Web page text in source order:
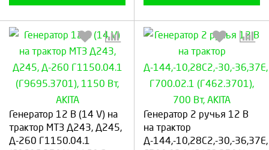
Генератор 12 В (14 V) на
трактор МТЗ Д243, Д245,
Д-260 Г1150.04.1
Выберите количество:
Генератор 2 ручья 12 В
на трактор
Д-144,-10,28С2,-30,-36,37Е,
Выберите количество: